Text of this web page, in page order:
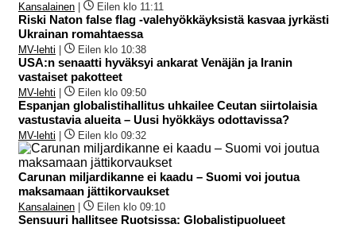
Kansalainen Eilen klo 11:11
Riski Naton false flag -valehyökkäyksistä kasvaa jyrkästi
Ukrainan romahtaessa
MV-lehti Eilen klo 10:38
USA:n senaatti hyväksyi ankarat Venäjän ja Iranin
vastaiset pakotteet
MV-lehti Eilen klo 09:50
Espanjan globalistihallitus uhkailee Ceutan siirtolaisia
vastustavia alueita – Uusi hyökkäys odottavissa?
MV-lehti Eilen klo 09:32
Carunan miljardikanne ei kaadu – Suomi voi joutua
maksamaan jättikorvaukset
Kansalainen Eilen klo 09:10
Sensuuri hallitsee Ruotsissa: Globalistipuolueet